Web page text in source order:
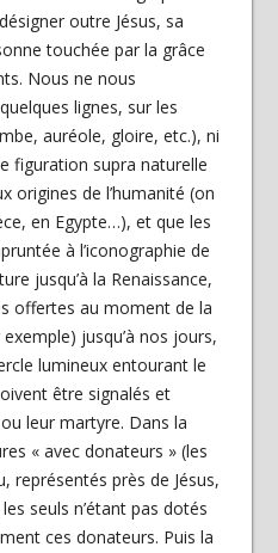
outre Jésus, sa
touchée par la grâce
Nous ne nous
lignes, sur les
auréole, gloire, etc.), ni
figuration supra naturelle
origines de l’humanité (on
en Egypte…), et que les
à l’iconographie de
jusqu’à la Renaissance,
offertes au moment de la
jusqu’à nos jours,
lumineux entourant le
être signalés et
leur martyre. Dans la
« avec donateurs » (les
représentés près de Jésus,
seuls n’étant pas dotés
ces donateurs. Puis la